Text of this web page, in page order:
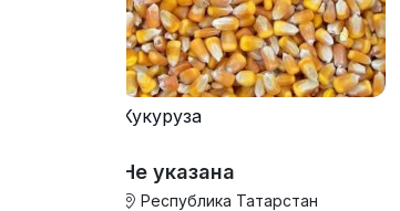
Кукуруза
Не указана
Республика Татарстан